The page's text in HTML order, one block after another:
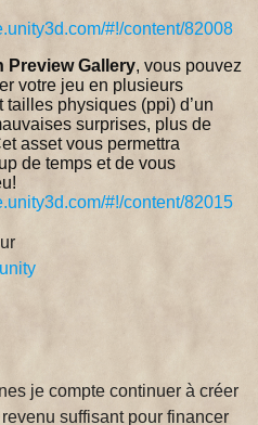
#!/content/82008
Preview Gallery, vous pouvez
votre jeu en plusieurs
physiques (ppi) d’un
surprises, plus de
asset vous permettra
de temps et de vous
#!/content/82015
je compte continuer à créer
suffisant pour financer